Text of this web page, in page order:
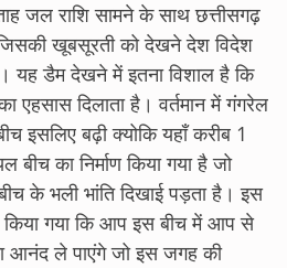
जल राशि सामने के साथ छत्तीसगढ़
खूबसूरती को देखने देश विदेश
यह डैम देखने में इतना विशाल है कि
का एहसास दिलाता है। वर्तमान में गंगरेल
इसलिए बढ़ी क्योकि यहाँ करीब 1
बीच का निर्माण किया गया है जो
के भली भांति दिखाई पड़ता है। इस
किया गया कि आप इस बीच में आप से
आनंद ले पाएंगे जो इस जगह की